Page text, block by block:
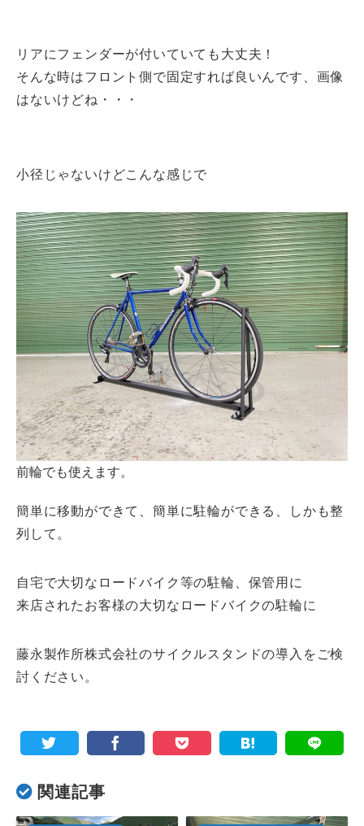
リアにフェンダーが付いていても大丈夫！
そんな時はフロント側で固定すれば良いんです、画像
はないけどね・・・
小径じゃないけどこんな感じで
前輪でも使えます。
簡単に移動ができて、簡単に駐輪ができる、しかも整
列して。
自宅で大切なロードバイク等の駐輪、保管用に
来店されたお客様の大切なロードバイクの駐輪に
藤永製作所株式会社のサイクルスタンドの導入をご検
討ください。
関連記事